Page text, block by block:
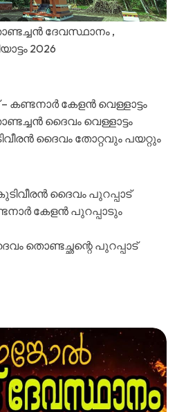
ദേവസ്ഥാനം ,
2026
കണ്ടനാർ കേളൻ വെള്ളാട്ടം
ദൈവം വെള്ളാട്ടം
ദൈവം തോറ്റവും പയറ്റും
ദൈവം പുറപ്പാട്
കേളൻ പുറപ്പാടും
തൊണ്ടച്ഛന്റെ പുറപ്പാട്